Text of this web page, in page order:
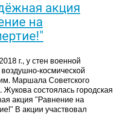
акция
на
г., у стен военной
космической
Маршала Советского
Жукова состоялась городская
акция "Равнение на
В акции участвовал